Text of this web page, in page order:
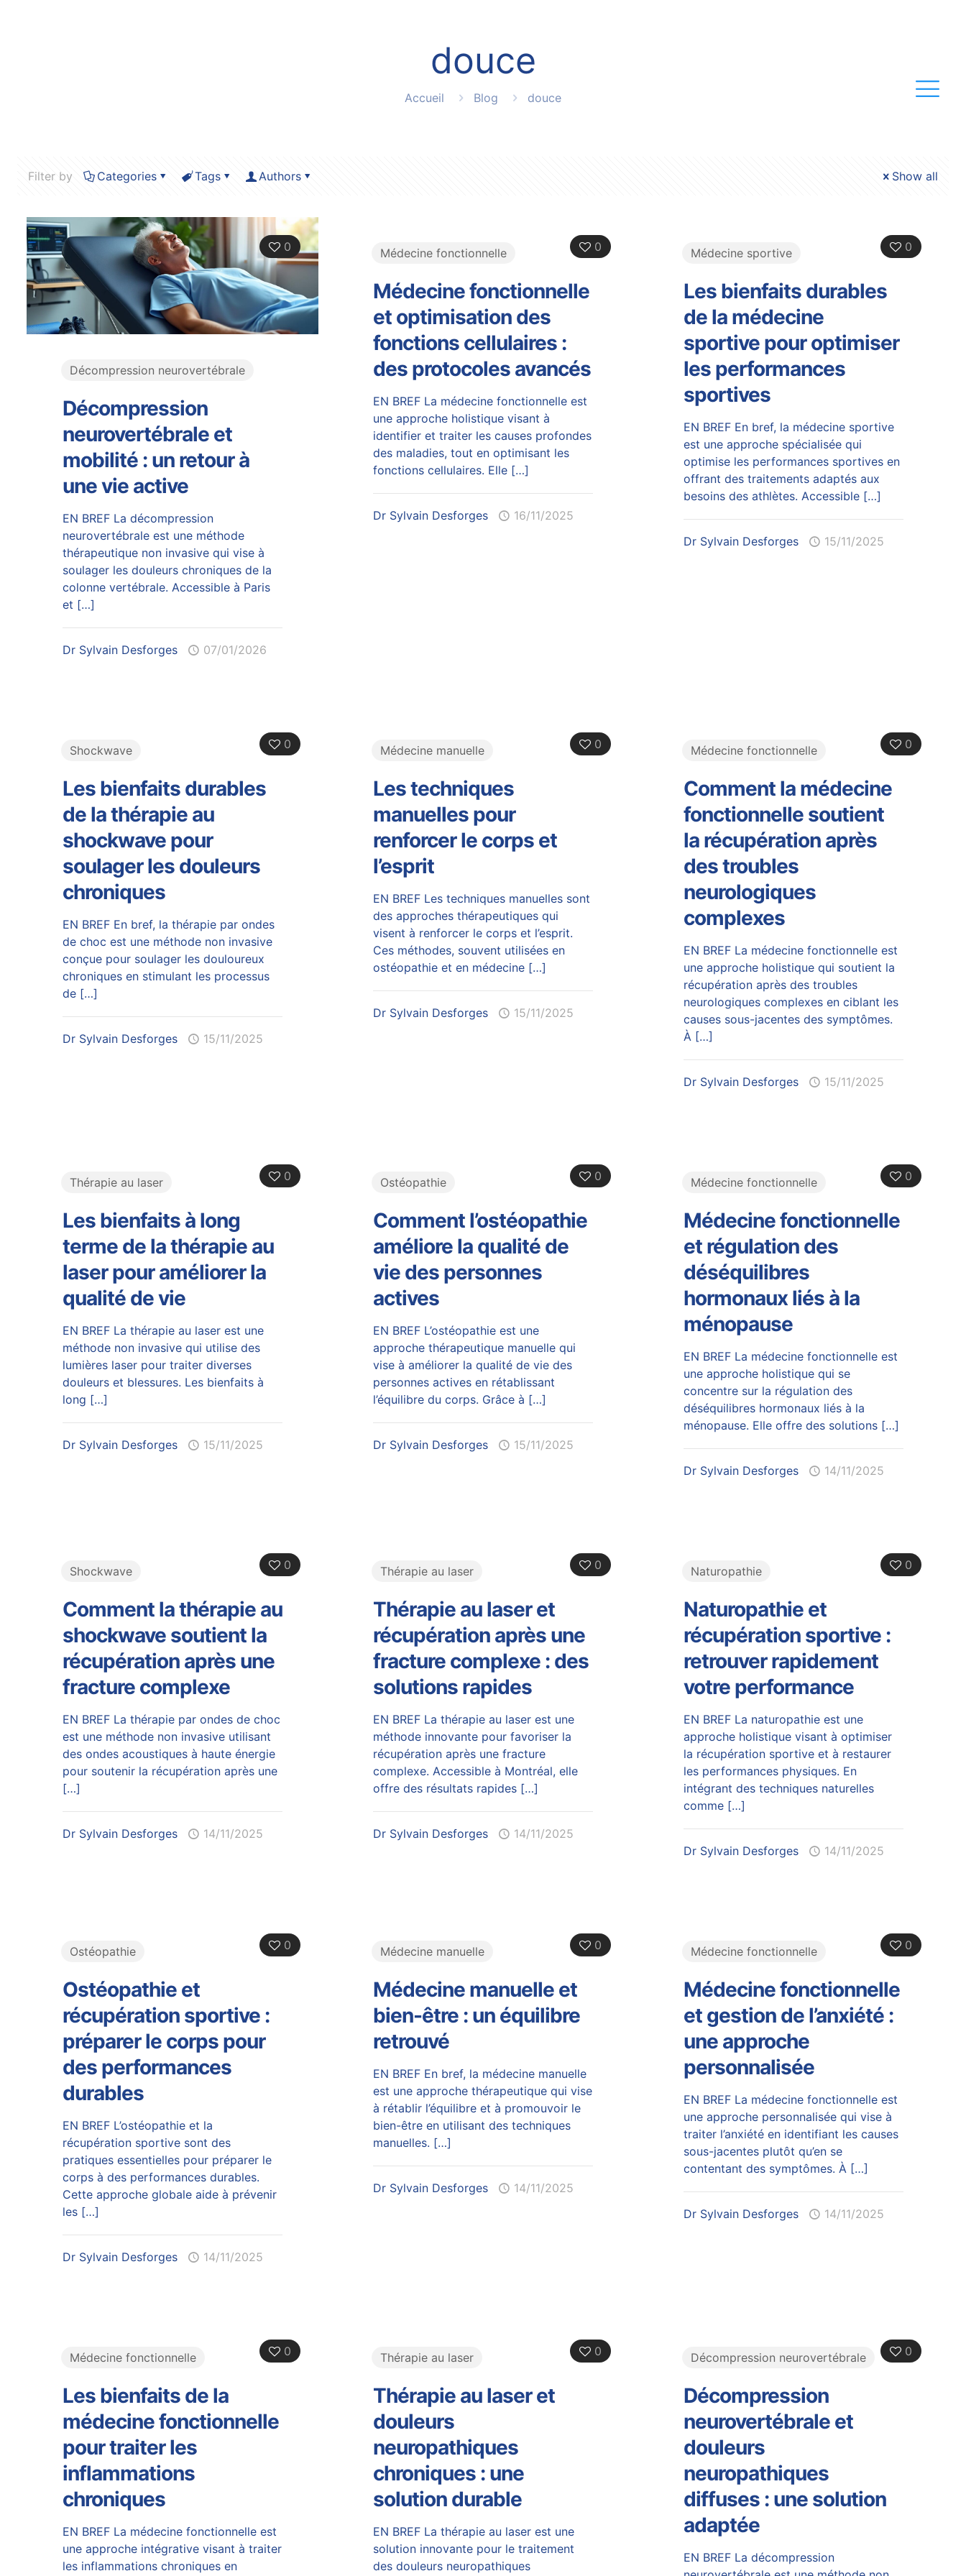
douce
Accueil Blog douce
Filter by Categories Tags Authors Show all
0
Décompression neurovertébrale
Décompression
neurovertébrale et
mobilité : un retour à
une vie active
EN BREF La décompression
neurovertébrale est une méthode
thérapeutique non invasive qui vise à
soulager les douleurs chroniques de la
colonne vertébrale. Accessible à Paris
et […]
Dr Sylvain Desforges 07/01/2026
0
Médecine fonctionnelle
Médecine fonctionnelle
et optimisation des
fonctions cellulaires :
des protocoles avancés
EN BREF La médecine fonctionnelle est
une approche holistique visant à
identifier et traiter les causes profondes
des maladies, tout en optimisant les
fonctions cellulaires. Elle[…]
Dr Sylvain Desforges 16/11/2025
0
Médecine sportive
Les bienfaits durables
de la médecine
sportive pour optimiser
les performances
sportives
EN BREF En bref, la médecine sportive
est une approche spécialisée qui
optimise les performances sportives en
offrant des traitements adaptés aux
besoins des athlètes. Accessible[…]
Dr Sylvain Desforges 15/11/2025
0
Shockwave
Les bienfaits durables
de la thérapie au
shockwave pour
soulager les douleurs
chroniques
EN BREF En bref, la thérapie par ondes
de choc est une méthode non invasive
conçue pour soulager les douloureux
chroniques en stimulant les processus
de[…]
Dr Sylvain Desforges 15/11/2025
0
Médecine manuelle
Les techniques
manuelles pour
renforcer le corps et
l’esprit
EN BREF Les techniques manuelles sont
des approches thérapeutiques qui
visent à renforcer le corps et l’esprit.
Ces méthodes, souvent utilisées en
ostéopathie et en médecine[…]
Dr Sylvain Desforges 15/11/2025
0
Médecine fonctionnelle
Comment la médecine
fonctionnelle soutient
la récupération après
des troubles
neurologiques
complexes
EN BREF La médecine fonctionnelle est
une approche holistique qui soutient la
récupération après des troubles
neurologiques complexes en ciblant les
causes sous-jacentes des symptômes.
À […]
Dr Sylvain Desforges 15/11/2025
0
Thérapie au laser
Les bienfaits à long
terme de la thérapie au
laser pour améliorer la
qualité de vie
EN BREF La thérapie au laser est une
méthode non invasive qui utilise des
lumières laser pour traiter diverses
douleurs et blessures. Les bienfaits à
long […]
Dr Sylvain Desforges 15/11/2025
0
Ostéopathie
Comment l’ostéopathie
améliore la qualité de
vie des personnes
actives
EN BREF L’ostéopathie est une
approche thérapeutique manuelle qui
vise à améliorer la qualité de vie des
personnes actives en rétablissant
l’équilibre du corps. Grâce à […]
Dr Sylvain Desforges 15/11/2025
0
Médecine fonctionnelle
Médecine fonctionnelle
et régulation des
déséquilibres
hormonaux liés à la
ménopause
EN BREF La médecine fonctionnelle est
une approche holistique qui se
concentre sur la régulation des
déséquilibres hormonaux liés à la
ménopause. Elle offre des solutions[…]
Dr Sylvain Desforges 14/11/2025
0
Shockwave
Comment la thérapie au
shockwave soutient la
récupération après une
fracture complexe
EN BREF La thérapie par ondes de choc
est une méthode non invasive utilisant
des ondes acoustiques à haute énergie
pour soutenir la récupération après une
[…]
Dr Sylvain Desforges 14/11/2025
0
Thérapie au laser
Thérapie au laser et
récupération après une
fracture complexe : des
solutions rapides
EN BREF La thérapie au laser est une
méthode innovante pour favoriser la
récupération après une fracture
complexe. Accessible à Montréal, elle
offre des résultats rapides[…]
Dr Sylvain Desforges 14/11/2025
0
Naturopathie
Naturopathie et
récupération sportive :
retrouver rapidement
votre performance
EN BREF La naturopathie est une
approche holistique visant à optimiser
la récupération sportive et à restaurer
les performances physiques. En
intégrant des techniques naturelles
comme[…]
Dr Sylvain Desforges 14/11/2025
0
Ostéopathie
Ostéopathie et
récupération sportive :
préparer le corps pour
des performances
durables
EN BREF L’ostéopathie et la
récupération sportive sont des
pratiques essentielles pour préparer le
corps à des performances durables.
Cette approche globale aide à prévenir
les[…]
Dr Sylvain Desforges 14/11/2025
0
Médecine manuelle
Médecine manuelle et
bien-être : un équilibre
retrouvé
EN BREF En bref, la médecine manuelle
est une approche thérapeutique qui vise
à rétablir l’équilibre et à promouvoir le
bien-être en utilisant des techniques
manuelles. […]
Dr Sylvain Desforges 14/11/2025
0
Médecine fonctionnelle
Médecine fonctionnelle
et gestion de l’anxiété :
une approche
personnalisée
EN BREF La médecine fonctionnelle est
une approche personnalisée qui vise à
traiter l’anxiété en identifiant les causes
sous-jacentes plutôt qu’en se
contentant des symptômes. À […]
Dr Sylvain Desforges 14/11/2025
0
Médecine fonctionnelle
Les bienfaits de la
médecine fonctionnelle
pour traiter les
inflammations
chroniques
EN BREF La médecine fonctionnelle est
une approche intégrative visant à traiter
les inflammations chroniques en
0
Thérapie au laser
Thérapie au laser et
douleurs
neuropathiques
chroniques : une
solution durable
EN BREF La thérapie au laser est une
solution innovante pour le traitement
des douleurs neuropathiques
0
Décompression neurovertébrale
Décompression
neurovertébrale et
douleurs
neuropathiques
diffuses : une solution
adaptée
EN BREF La décompression